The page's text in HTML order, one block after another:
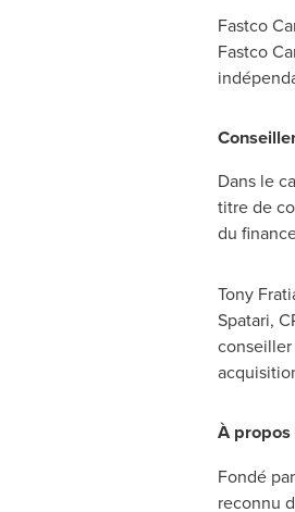
Fastco
Fastco
Dans le
titre de
du
Tony
Spatari,
conseiller
À propos
Fondé
reconnu